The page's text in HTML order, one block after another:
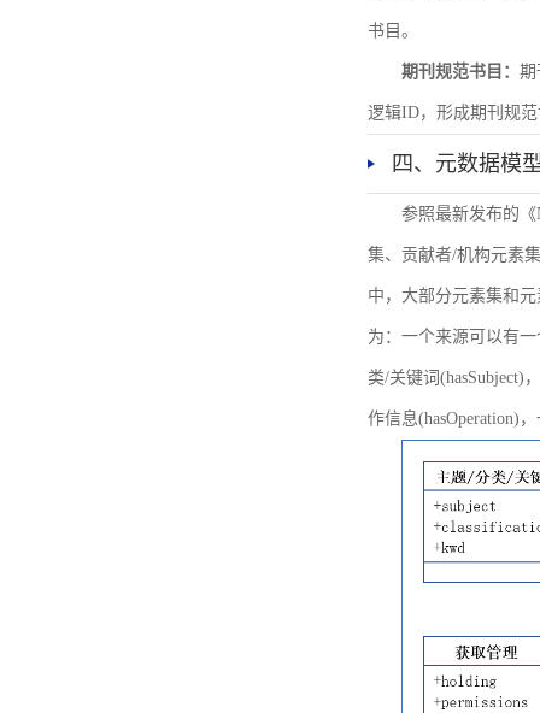
书目。
期刊规范书目： 期
逻辑ID，形成期刊规
四、元数据模
参照最新发布的
集、贡献者/机构元素
中，大部分元素集和
为：一个来源可以有
类/关键词(hasSubject)
作信息(hasOperation)